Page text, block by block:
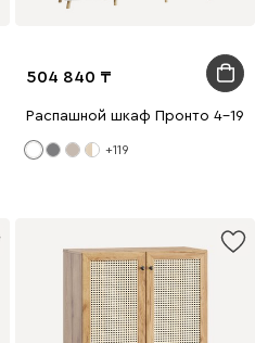
Белый
504 840
Распашной шкаф Пронто 4-
+119